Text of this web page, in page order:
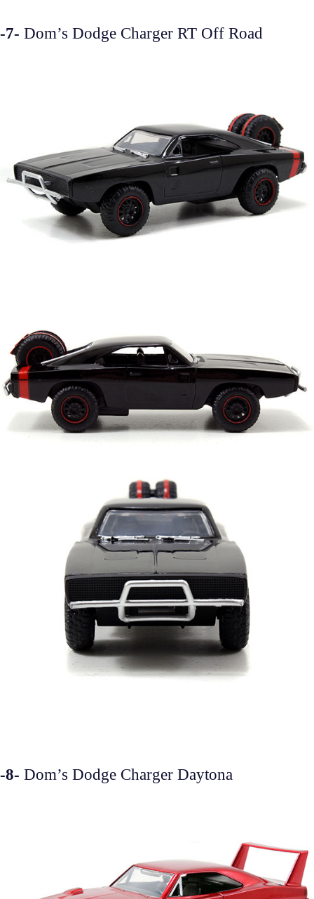
-7- Dom’s Dodge Charger RT Off Road
-8- Dom’s Dodge Charger Daytona